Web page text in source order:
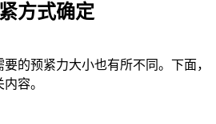
方式确定
预紧力大小也有所不同。下面，
容。